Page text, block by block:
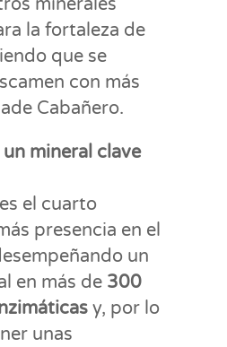
minerales
la fortaleza de
que se
con más
Cabañero.
mineral clave
el cuarto
presencia en el
un
en más de 300
y, por lo
unas